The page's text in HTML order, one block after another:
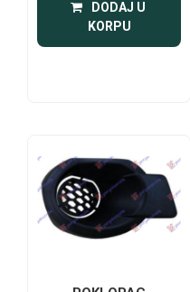
DODAJ U
KORPU